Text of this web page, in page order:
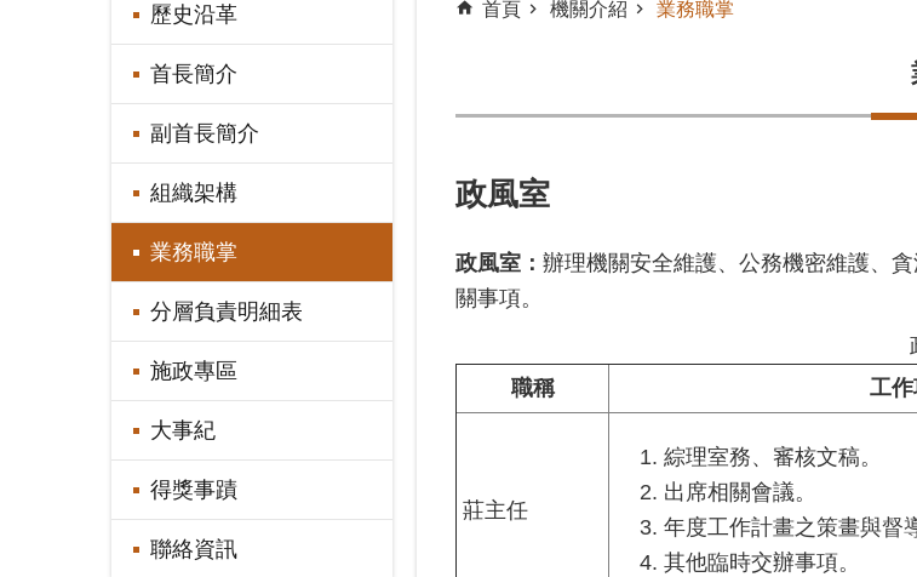
歷史沿革
首長簡介
副首長簡介
組織架構
業務職掌
分層負責明細表
施政專區
大事紀
得獎事蹟
聯絡資訊
首頁
機關介紹 業務職掌
政風室
政風室： 辦理機關安全維護、公務機密維護、
關事項。
職稱 工作
莊主任
綜理室務、審核文稿。
出席相關會議。
年度工作計畫之策畫與督
其他臨時交辦事項。